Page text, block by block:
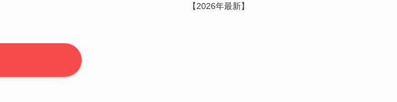
【2026年最新】